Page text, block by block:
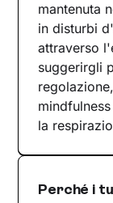
mantenuta
in disturbi
attraverso
suggerirgli
la
Perché i